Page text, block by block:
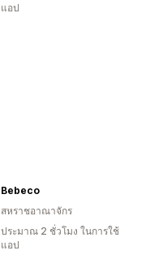
แอป
Bebeco
สหราชอาณาจักร
ประมาณ 2 ชั่วโมง ในการใช้
แอป